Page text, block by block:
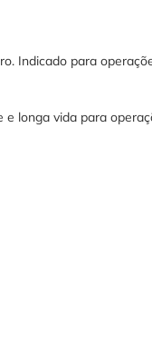
Indicado para
longa vida para